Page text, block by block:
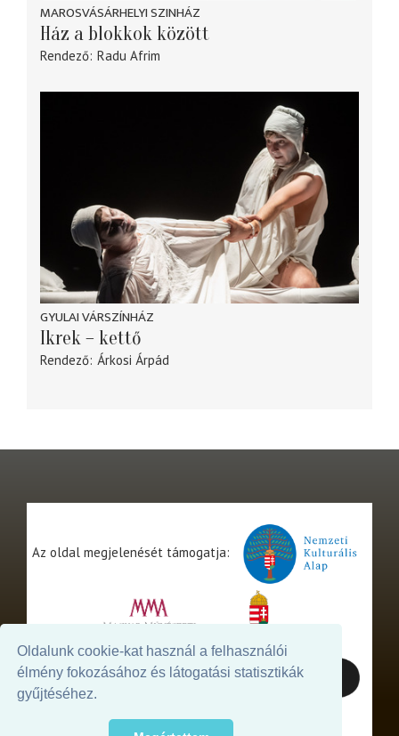
Oldalunk cookie-kat használ a felhasználói
élmény fokozásához és látogatási statisztikák
gyűjtéséhez.
MAROSVÁSÁRHELYI SZINHÁZ
Ház a blokkok között
Rendező Radu Afrim
GYULAI VÁRSZÍNHÁZ
Ikrek – kettő
Rendező Árkosi Árpád
Az oldal megjelenését támogatja: